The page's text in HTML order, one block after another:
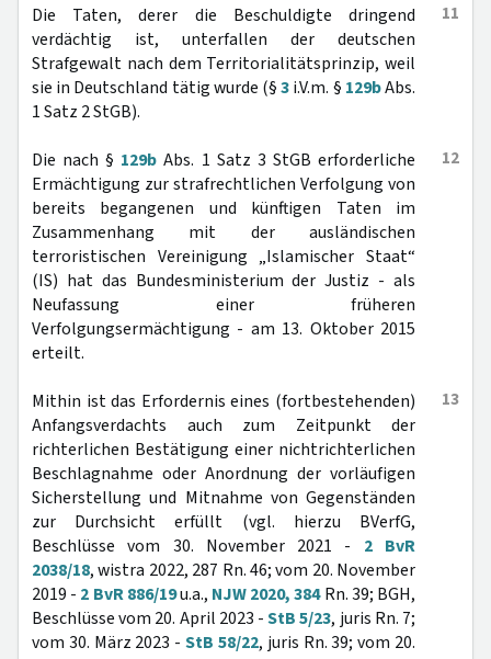
11
Die Taten, derer die Beschuldigte dringend
verdächtig ist, unterfallen der deutschen
Strafgewalt nach dem Territorialitätsprinzip, weil
sie in Deutschland tätig wurde (§3i.V.m. § 129bAbs.
1 Satz 2 StGB).
12
Die nach § 129b Abs. 1 Satz 3 StGB erforderliche
Ermächtigung zur strafrechtlichen Verfolgung von
bereits begangenen und künftigen Taten im
Zusammenhang mit der ausländischen
terroristischen Vereinigung „Islamischer Staat“
(IS) hat das Bundesministerium der Justiz - als
Neufassung einer früheren
Verfolgungsermächtigung - am 13. Oktober 2015
erteilt.
13
Mithin ist das Erfordernis eines (fortbestehenden)
Anfangsverdachts auch zum Zeitpunkt der
richterlichen Bestätigung einer nichtrichterlichen
Beschlagnahme oder Anordnung der vorläufigen
Sicherstellung und Mitnahme von Gegenständen
zur Durchsicht erfüllt (vgl. hierzu BVerfG,
Beschlüsse vom 30. November 2021 - 2 BvR
2038/18, wistra 2022, 287 Rn. 46; vom 20. November
2019 - 2 BvR 886/19u.a., NJW 2020, 384Rn. 39; BGH,
Beschlüsse vom 20. April 2023 -StB 5/23, juris Rn. 7;
vom 30. März 2023 -StB 58/22, juris Rn. 39; vom 20.